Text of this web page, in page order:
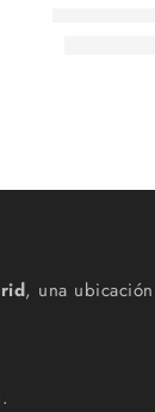
, una ubicación